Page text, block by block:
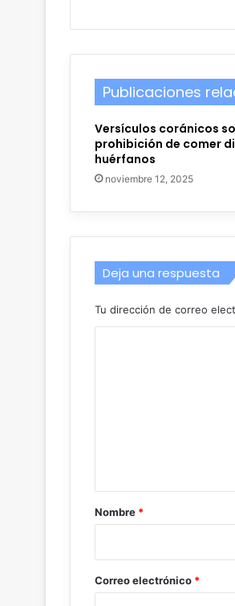
Publicaciones
Versículos coránicos
prohibición de comer
huérfanos
noviembre 12, 2025
Deja una respuesta
Tu dirección de correo
r
*
Nombre *
Correo electrónico *